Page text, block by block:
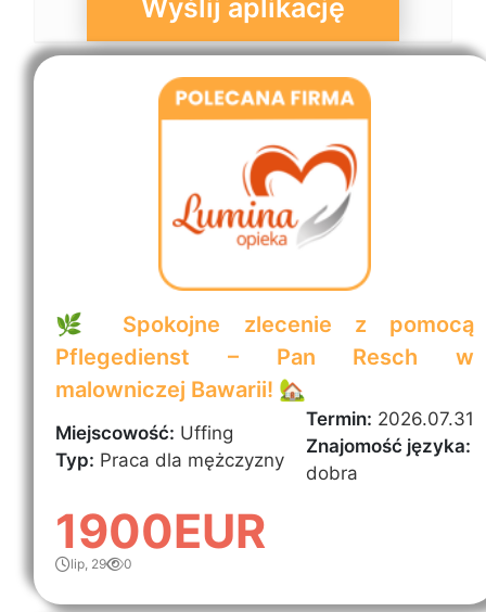
🌿 Spokojne zlecenie z pomocą
Pflegedienst – Pan Resch w
malowniczej Bawarii! 🏡
Miejscowość: Uffing
Typ: Praca dla mężczyzny
Termin: 2026.07.31
Znajomość języka:
dobra
1900EUR
lip, 29 0